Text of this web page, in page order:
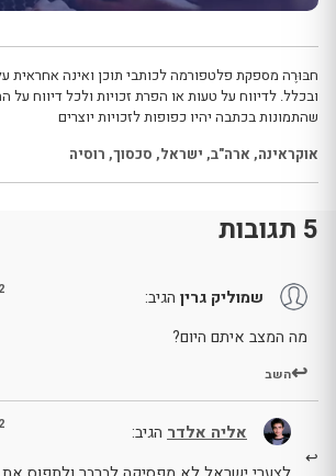
חבּוּרֶה מספקת פלטפורמה לכותבי תוכן ואינה אחראית
ובכלל. לדיווח על טעות או הפרת זכויות ולכל דיווח על
שהתמונות בכתבה יהיו כפופות לזכויות יוצרים
אוקראינה, ארה"ב, ישראל, סכסוך, רוסיה
5 תגובות
שמוליק גרין הגיב:
מה המצב איתם היום?
השב
אליה אלדר הגיב: